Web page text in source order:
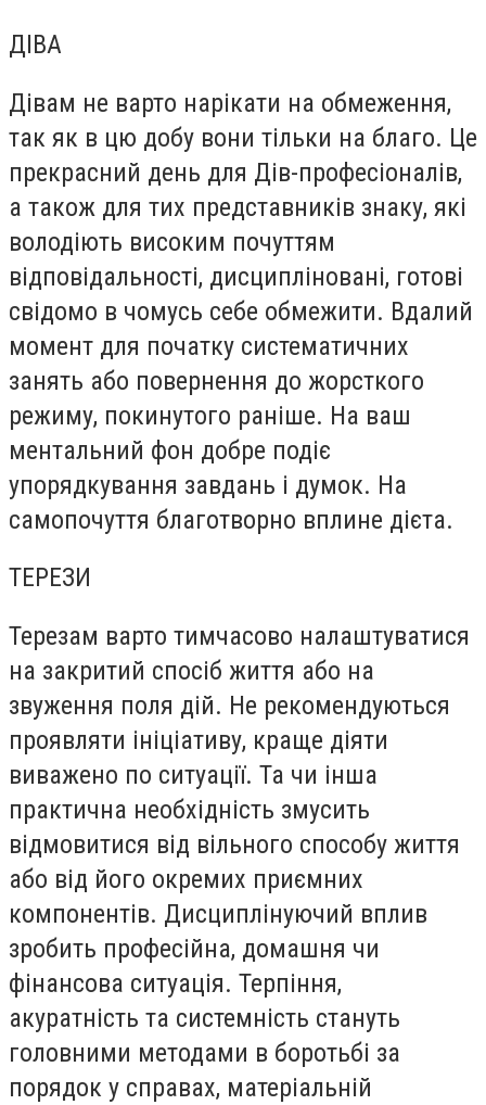
ДІВА
Дівам не варто нарікати на обмеження,
так як в цю добу вони тільки на благо. Це
прекрасний день для Дів-професіоналів,
а також для тих представників знаку, які
володіють високим почуттям
відповідальності, дисципліновані, готові
свідомо в чомусь себе обмежити. Вдалий
момент для початку систематичних
занять або повернення до жорсткого
режиму, покинутого раніше. На ваш
ментальний фон добре подіє
упорядкування завдань і думок. На
самопочуття благотворно вплине дієта.
ТЕРЕЗИ
Терезам варто тимчасово налаштуватися
на закритий спосіб життя або на
звуження поля дій. Не рекомендуються
проявляти ініціативу, краще діяти
виважено по ситуації. Та чи інша
практична необхідність змусить
відмовитися від вільного способу життя
або від його окремих приємних
компонентів. Дисциплінуючий вплив
зробить професійна, домашня чи
фінансова ситуація. Терпіння,
акуратність та системність стануть
головними методами в боротьбі за
порядок у справах, матеріальній